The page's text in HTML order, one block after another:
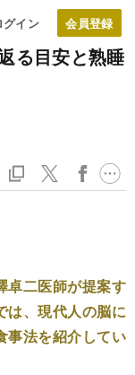
グイン
る目安と熟睡
卓二医師が提案す
は、現代人の脳に
事法を紹介してい